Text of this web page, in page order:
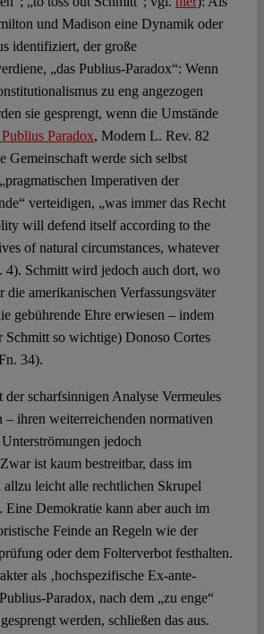
und Madison eine Dynamik oder
identifiziert, der große
„das Publius-Paradox“: Wenn
zu eng angezogen
sie gesprengt, wenn die Umstände
Paradox, Modern L. Rev. 82
Gemeinschaft werde sich selbst
Imperativen der
verteidigen, „was immer das Recht
will defend itself according to the
of natural circumstances, whatever
4). Schmitt wird jedoch auch dort, wo
die amerikanischen Verfassungsväter
gebührende Ehre erwiesen – indem
Schmitt so wichtige) Donoso Cortes
34).
scharfsinnigen Analyse Vermeules
– ihren weiterreichenden normativen
jedoch
ist kaum bestreitbar, dass im
allzu leicht alle rechtlichen Skrupel
Eine Demokratie kann aber auch im
Feinde an Regeln wie der
oder dem Folterverbot festhalten.
als ‚hochspezifische Ex-ante-
Paradox, nach dem „zu enge“
werden, schließen das aus.